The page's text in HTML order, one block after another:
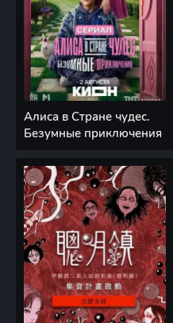
Алиса в Стране чудес.
Безумные приключения